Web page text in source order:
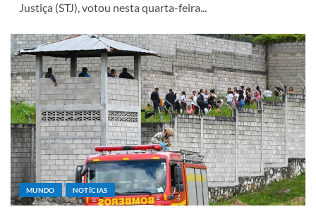
Justiça (STJ), votou nesta quarta-feira...
MUNDO NOTÍCIAS